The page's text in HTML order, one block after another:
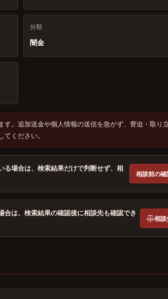
分類
闇金
。追加送金や個人情報の送信を急がず、脅迫・取り
ください。
る場合は、検索結果だけで判断せず、相
相談前の
は、検索結果の確認後に相談先も確認でき
相談